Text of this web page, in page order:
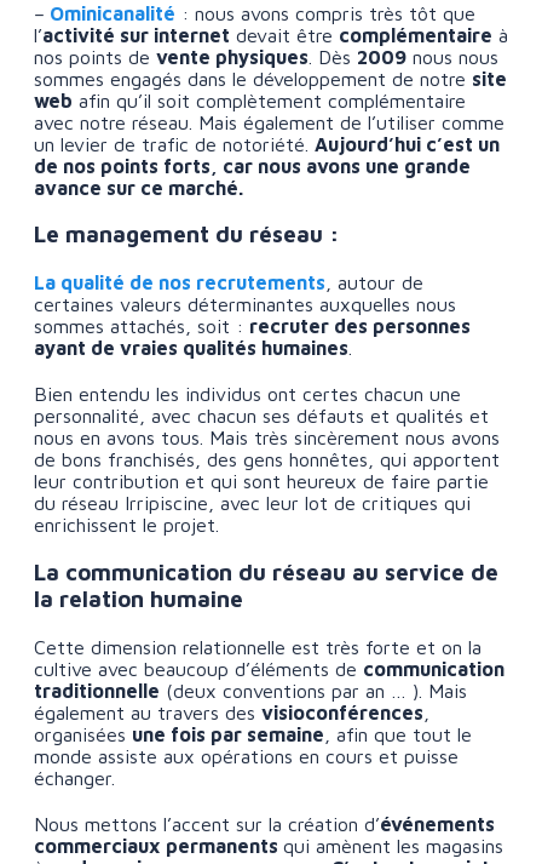
– Ominicanalité : nous avons compris très tôt que
l’activité sur internet devait être complémentaire à
nos points de vente physiques . Dès 2009 nous nous
sommes engagés dans le développement de notre site
web afin qu’il soit complètement complémentaire
avec notre réseau. Mais également de l’utiliser comme
un levier de trafic de notoriété. Aujourd’hui c’est un
de nos points forts, car nous avons une grande
avance sur ce marché.
Le management du réseau :
La qualité de nos recrutements , autour de
certaines valeurs déterminantes auxquelles nous
sommes attachés, soit : recruter des personnes
ayant de vraies qualités humaines
Bien entendu les individus ont certes chacun une
personnalité, avec chacun ses défauts et qualités et
nous en avons tous. Mais très sincèrement nous avons
de bons franchisés, des gens honnêtes, qui apportent
leur contribution et qui sont heureux de faire partie
du réseau Irripiscine, avec leur lot de critiques qui
enrichissent le projet.
La communication du réseau au service de
la relation humaine
Cette dimension relationnelle est très forte et on la
cultive avec beaucoup d’éléments de communication
traditionnelle (deux conventions par an … ). Mais
également au travers des visioconférences
organisées une fois par semaine , afin que tout le
monde assiste aux opérations en cours et puisse
échanger.
Nous mettons l’accent sur la création d’événements
commerciaux permanents qui amènent les magasins